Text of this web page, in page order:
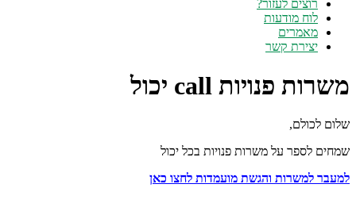
רוצים לעזור?
לוח מודעות
מאמרים
יצירת קשר
משרות פנויות call יכול
שלום לכולם,
שמחים לספר על משרות פנויות בכל יכול
למעבר למשרות והגשת מועמדות לחצו כאן